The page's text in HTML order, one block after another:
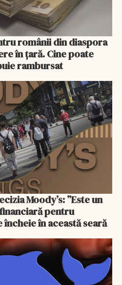
românii din diaspora
în țară. Cine poate
rambursat
Moody’s: ”Este un
pentru
încheie în această seară